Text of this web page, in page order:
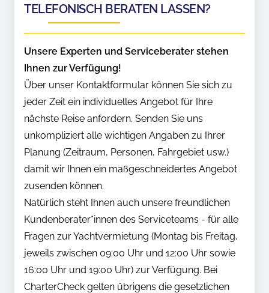
TELEFONISCH BERATEN LASSEN?
Unsere Experten und Serviceberater stehen
Ihnen zur Verfügung!
Über unser Kontaktformular können Sie sich zu
jeder Zeit ein individuelles Angebot für Ihre
nächste Reise anfordern. Senden Sie uns
unkompliziert alle wichtigen Angaben zu Ihrer
Planung (Zeitraum, Personen, Fahrgebiet usw.)
damit wir Ihnen ein maßgeschneidertes Angebot
zusenden können.
Natürlich steht Ihnen auch unsere freundlichen
Kundenberater*innen des Serviceteams - für alle
Fragen zur Yachtvermietung (Montag bis Freitag,
jeweils zwischen 09:00 Uhr und 12:00 Uhr sowie
16:00 Uhr und 19:00 Uhr) zur Verfügung. Bei
CharterCheck gelten übrigens die gesetzlichen